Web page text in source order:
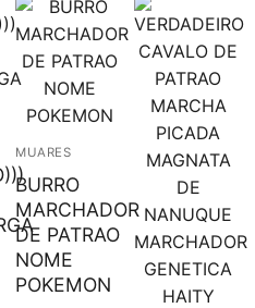
MUARES
BURRO
MARCHADOR
DE PATRAO
NOME
POKEMON